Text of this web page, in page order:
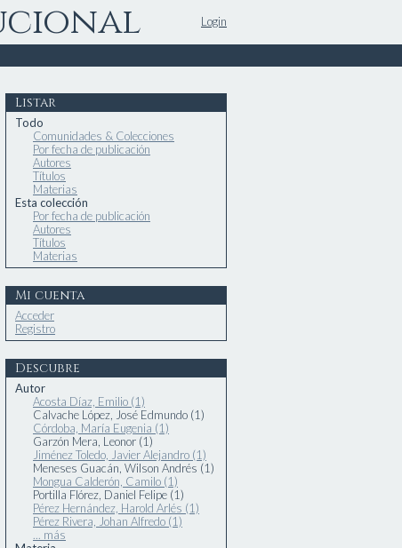
Login
Listar
Todo
Comunidades & Colecciones
Por fecha de publicación
Autores
Títulos
Materias
Esta colección
Por fecha de publicación
Autores
Títulos
Materias
Mi cuenta
Acceder
Registro
Descubre
Autor
Acosta Díaz, Emilio (1)
Calvache López, José Edmundo (1)
Córdoba, María Eugenia (1)
Garzón Mera, Leonor (1)
Jiménez Toledo, Javier Alejandro (1)
Meneses Guacán, Wilson Andrés (1)
Mongua Calderón, Camilo (1)
Portilla Flórez, Daniel Felipe (1)
Pérez Hernández, Harold Arlés (1)
Pérez Rivera, Johan Alfredo (1)
... más